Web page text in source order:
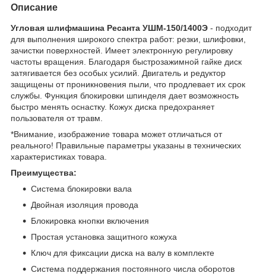
Описание
Угловая шлифмашина Ресанта УШМ-150/1400Э - подходит
для выполнения широкого спектра работ: резки, шлифовки,
зачистки поверхностей. Имеет электронную регулировку
частоты вращения. Благодаря быстрозажимной гайке диск
затягивается без особых усилий. Двигатель и редуктор
защищены от проникновения пыли, что продлевает их срок
службы. Функция блокировки шпинделя дает возможность
быстро менять оснастку. Кожух диска предохраняет
пользователя от травм.
*Внимание, изображение товара может отличаться от
реального! Правильные параметры указаны в технических
характеристиках товара.
Преимущества:
Система блокировки вала
Двойная изоляция провода
Блокировка кнопки включения
Простая установка защитного кожуха
Ключ для фиксации диска на валу в комплекте
Система поддержания постоянного числа оборотов